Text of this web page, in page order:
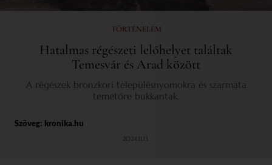
TÖRTÉNELEM
Hatalmas régészeti lelőhelyet találtak
Temesvár és Arad között
A régészek bronzkori településnyomokra és szarmata
temetőre bukkantak.
Szöveg: kronika.hu
2024.11.13.